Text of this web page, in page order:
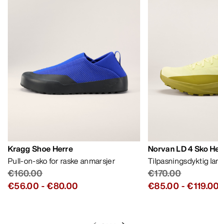
Kragg Shoe Herre
Pull-on-sko for raske anmarsjer
€160.00
€56.00 -€80.00
Norvan LD 4 Sko
Tilpasningsdyktig
€170.00
€85.00 -